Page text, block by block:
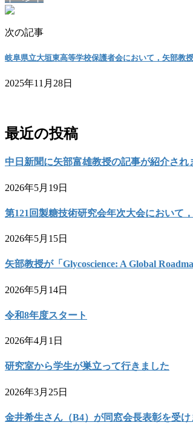
次の記事
岐阜県立大垣東高等学校保護者会において，矢部教
2025年11月28日
最近の投稿
中日新聞に矢部富雄教授の記事が紹介され
2026年5月19日
第121回製糖技術研究会年次大会において
2026年5月15日
矢部教授が「Glycoscience: A Global
2026年5月14日
令和8年度スタート
2026年4月1日
研究室から学生が巣立って行きました
2026年3月25日
金井希生さん（B4）が同窓会長表彰を受け